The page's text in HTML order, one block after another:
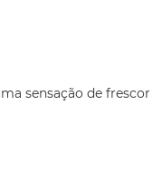
sensação de frescor